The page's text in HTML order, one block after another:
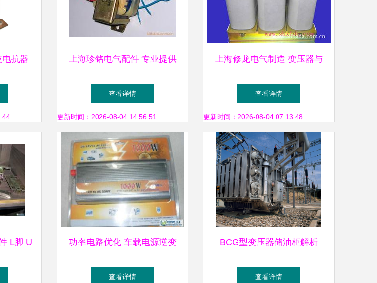
抗器
质量的
上海珍铭电气配件 专业提供
高品质变压器配件服务的最新
动态
查看详情
更新时间：2026-08-04 14:56:51
上海修龙电气制造 变压器与
配件的全方位清单
查看详情
更新时间：2026-08-04 07:13:48
L脚 U
脚
功率电路优化 车载电源逆变
器定频变压器技术深入解析
查看详情
BCG型变压器储油柜解析
BCG6002500金属波纹式储油
查看详情